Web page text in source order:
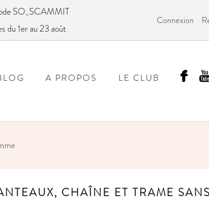
SO_SCAMMIT
du 1er au 23 août
Connexion
A PROPOS LE CLUB
CHAÎNE ET TRAME